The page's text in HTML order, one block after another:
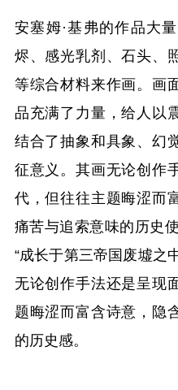
安塞姆·基弗的作品大
烬、感光乳剂、石头、
等综合材料来作画。画
品充满了力量，给人以
结合了抽象和具象、幻
征意义。其画无论创作
代，但往往主题晦涩而
痛苦与追索意味的历史
“成长于第三帝国废墟之
无论创作手法还是呈现
题晦涩而富含诗意，隐
的历史感。